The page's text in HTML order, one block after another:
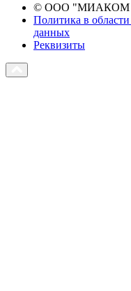
© ООО "МИАКОМ
Политика в
данных
Реквизиты